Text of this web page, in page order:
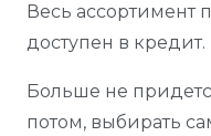
Весь ассортимент
доступен в кредит.
Больше не
потом, выбирать